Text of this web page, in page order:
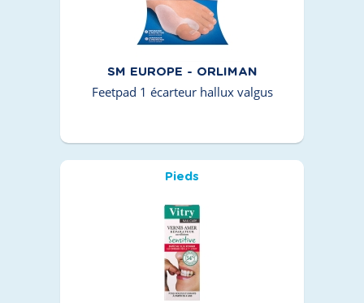
SM EUROPE - ORLIMAN
Feetpad 1 écarteur hallux valgus
Pieds